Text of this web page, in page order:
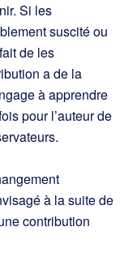
Si les
suscité ou
de les
a de la
à apprendre
pour l’auteur de
à la suite de
contribution